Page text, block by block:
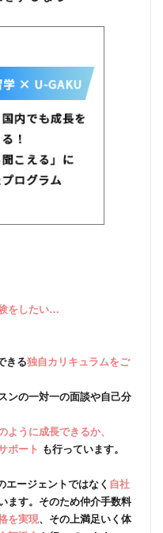
をしたい…
きる独自カリキュラムをご
ンの一対一の面談や自己分
ように成長できるか、
ポート も行っています。
エージェントではなく 自社
ます。そのため仲介手数料
を実現、その上満足いく体